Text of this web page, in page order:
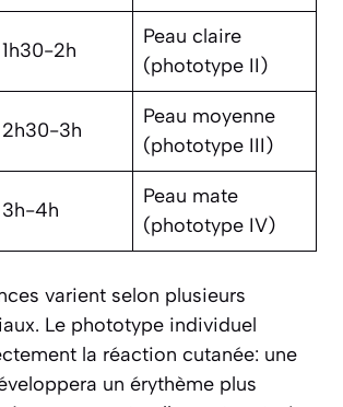
1h30-2h
Peau claire
(phototype II)
2h30-3h
Peau moyenne
(phototype III)
3h-4h
Peau mate
(phototype IV)
varient selon plusieurs
Le phototype individuel
la réaction cutanée: une
un érythème plus